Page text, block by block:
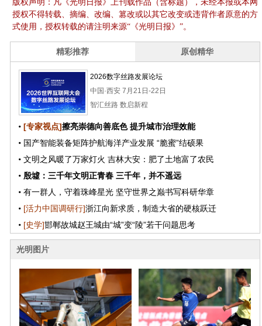
版权声明：凡《光明日报》上刊载作品（含标题），未经本报或本网
授权不得转载、摘编、改编、篡改或以其它改变或违背作者原意的方
式使用，授权转载的请注明来源“《光明日报》”。